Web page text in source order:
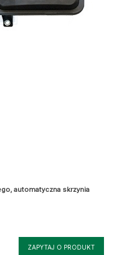
automatyczna skrzynia
ZAPYTAJ O PRODUKT